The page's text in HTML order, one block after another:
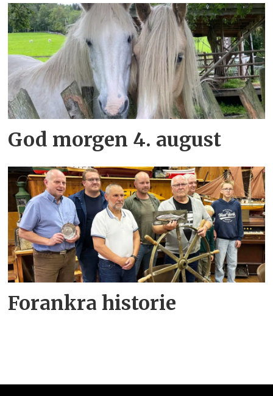
God morgen 4. august
Forankra historie